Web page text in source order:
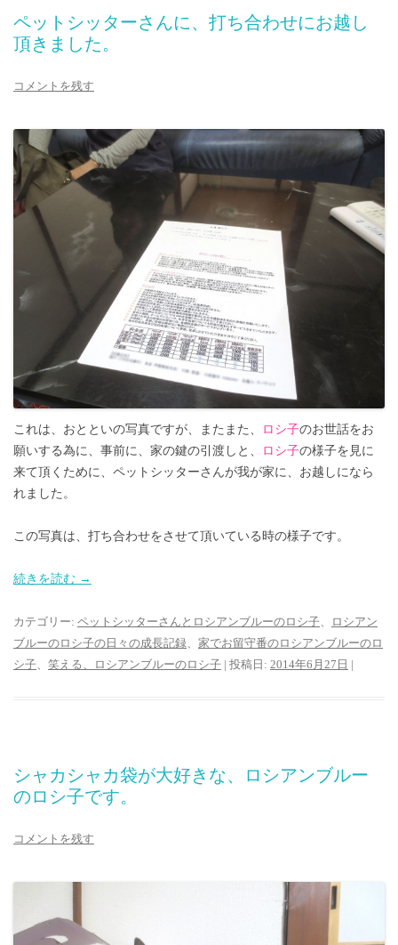
ペットシッターさんに、打ち合わせにお越し
頂きました。
コメントを残す
これは、おとといの写真ですが、またまた、 ロシ子のお世話をお
願いする為に、事前に、家の鍵の引渡しと、
ロシ子の様子を見に
来て頂くために、ペットシッターさんが我が家に、お越しになら
れました。
この写真は、打ち合わせをさせて頂いている時の様子です。
続きを読む →
カテゴリー: ペットシッターさんとロシアンブルーのロシ子
ロシアン
ブルーのロシ子の日々の成長記録
家でお留守番のロシアンブルーのロ
シ子
笑える、ロシアンブルーのロシ子 | 投稿日: 2014年6月27日 |
シャカシャカ袋が大好きな、ロシアンブルー
のロシ子です。
コメントを残す